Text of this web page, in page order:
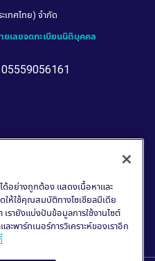
ได้อย่างถูกต้อง แสดงเนื้อหาและ
ห้ใช้คุณสมบัติทางโซเชียลมีเดีย
เรายังแบ่งปันข้อมูลการใช้งานไซต์
ะพาร์ทเนอร์การวิเคราะห์ของเราอีก